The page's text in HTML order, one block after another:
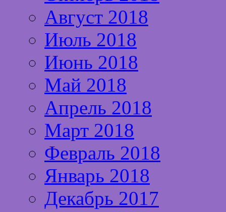
Август 2018
Июль 2018
Июнь 2018
Май 2018
Апрель 2018
Март 2018
Февраль 2018
Январь 2018
Декабрь 2017